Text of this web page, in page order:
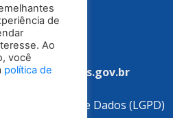
1522
de Proteção de Dados (LGPD)
de
Ao
você
política de